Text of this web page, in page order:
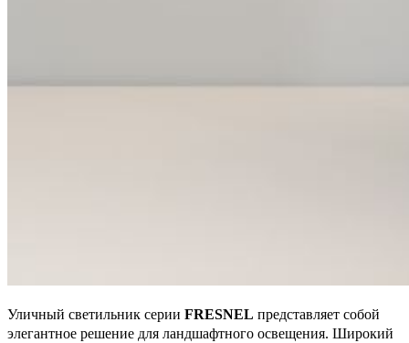
Уличный светильник серии FRESNEL представляет собой
элегантное решение для ландшафтного освещения. Широкий